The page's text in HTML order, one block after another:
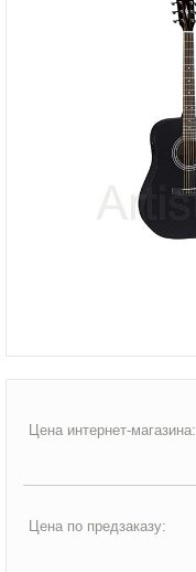
Цена интернет-магазина:
Цена по предзаказу: